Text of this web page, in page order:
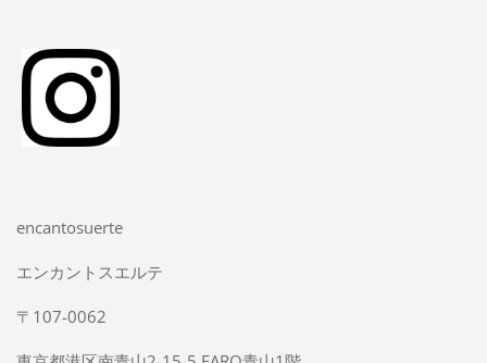
encantosuerte
エンカントスエルテ
〒107-0062